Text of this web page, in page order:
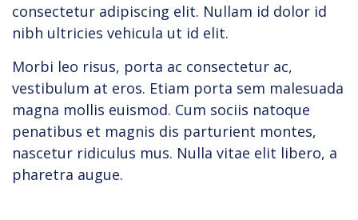
consectetur adipiscing elit. Nullam id dolor id
nibh ultricies vehicula ut id elit.
Morbi leo risus, porta ac consectetur ac,
vestibulum at eros. Etiam porta sem malesuada
magna mollis euismod. Cum sociis natoque
penatibus et magnis dis parturient montes,
nascetur ridiculus mus. Nulla vitae elit libero, a
pharetra augue.